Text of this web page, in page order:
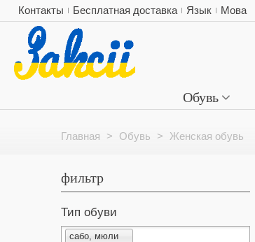
Контакты Бесплатная доставка Язык Мова
Обувь
Главная > Обувь > Женская обувь
фильтр
Тип обуви
сабо, мюли